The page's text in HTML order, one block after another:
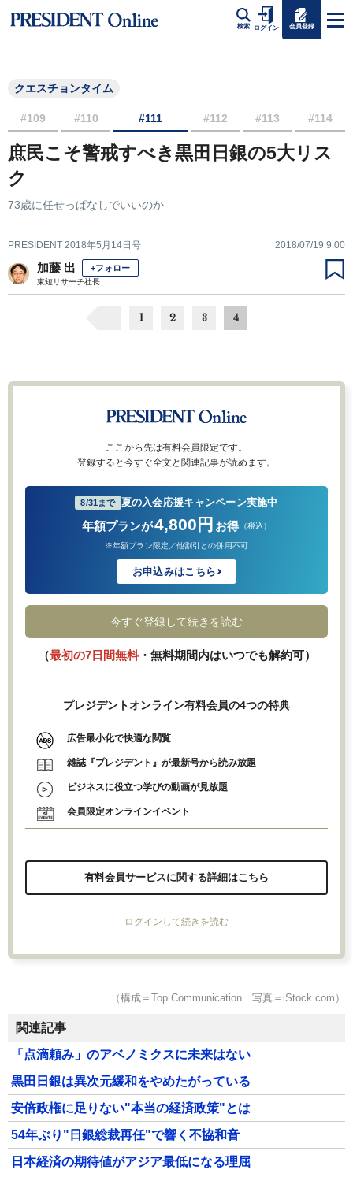
検索 ログイン 会員登録
クエスチョンタイム
#109 #110 #111 #112 #113 #114
庶民こそ警戒すべき黒田日銀の5大リス
ク
73歳に任せっぱなしでいいのか
PRESIDENT 2018年5月14日号 2018/07/19 9:00
加藤 出 +フォロー
東短リサーチ社長
1 2 3 4
ここから先は有料会員限定です。
登録すると今すぐ全文と関連記事が読めます。
8/31まで 夏の入会応援キャンペーン実施中
年額プランが4,800円 お得 （税込）
※年額プラン限定／他割引との併用不可
お申込みはこちら
今すぐ登録して続きを読む
（最初の7日間無料・無料期間内はいつでも解約可）
プレジデントオンライン有料会員の4つの特典
広告最小化で快適な閲覧
雑誌『プレジデント』が最新号から読み放題
ビジネスに役立つ学びの動画が見放題
会員限定オンラインイベント
有料会員サービスに関する詳細はこちら
ログインして続きを読む
（構成＝Top Communication 写真＝iStock.com）
関連記事
「点滴頼み」のアベノミクスに未来はない
黒田日銀は異次元緩和をやめたがっている
安倍政権に足りない"本当の経済政策"とは
54年ぶり"日銀総裁再任"で響く不協和音
日本経済の期待値がアジア最低になる理屈